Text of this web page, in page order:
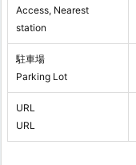
Access, Nearest
station
駐車場
Parking Lot
URL
URL